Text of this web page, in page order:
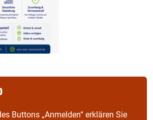
Buttons „Anmelden“ erklären Sie